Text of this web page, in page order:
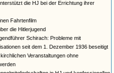
die HJ bei der Errichtung ihrer
Fahrtenfilm
die Hitlerjugend
Schirach: Probleme mit
seit dem 1. Dezember 1936 beseitigt
Veranstaltungen ohne